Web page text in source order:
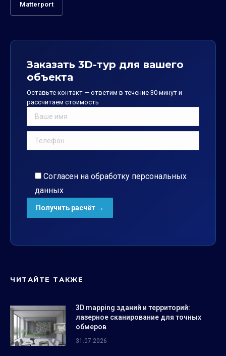
Matterport
Заказать 3D-тур для вашего
объекта
Оставьте контакт — ответим в течение 30 минут и
рассчитаем стоимость
Согласен на обработку персональных
данных
ЧИТАЙТЕ ТАКЖЕ
3D mapping зданий и территорий:
лазерное сканирование для точных
обмеров
31.07.2026